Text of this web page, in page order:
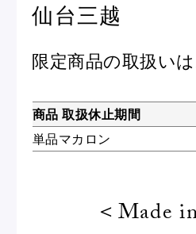
仙台三越
限定商品の取扱い
商品 取扱休止期間
単品マカロン
＜Made